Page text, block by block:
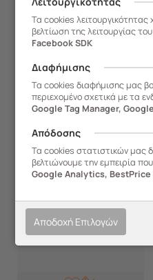
LINETTE Μπεζ
9,90 €
ΑΓΟΡΑ
Τα cookies λειτουργικότητας
βελτίωση της λειτουργίας
Facebook SDK
Διαφήμισης
Τα cookies διαφήμισης μας
περιεχομένο σχετικά με τα
Google Tag Manager,
Απόδοσης
Τα cookies στατιστικών μας
βελτιώνουμε την εμπειρία
Google Analytics,
Αποδοχή Επιλογών